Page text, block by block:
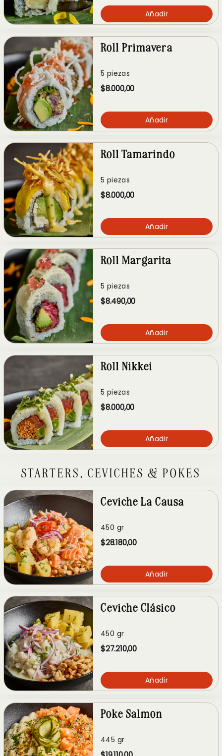
Añadir
Roll Primavera
5 piezas
$8.000,00
Añadir
Roll Tamarindo
5 piezas
$8.000,00
Añadir
Roll Margarita
5 piezas
$8.490,00
Añadir
Roll Nikkei
5 piezas
$8.000,00
Añadir
STARTERS, CEVICHES & POKES
Ceviche La Causa
450 gr
$28.180,00
Añadir
Ceviche Clásico
450 gr
$27.210,00
Añadir
Poke Salmon
445 gr